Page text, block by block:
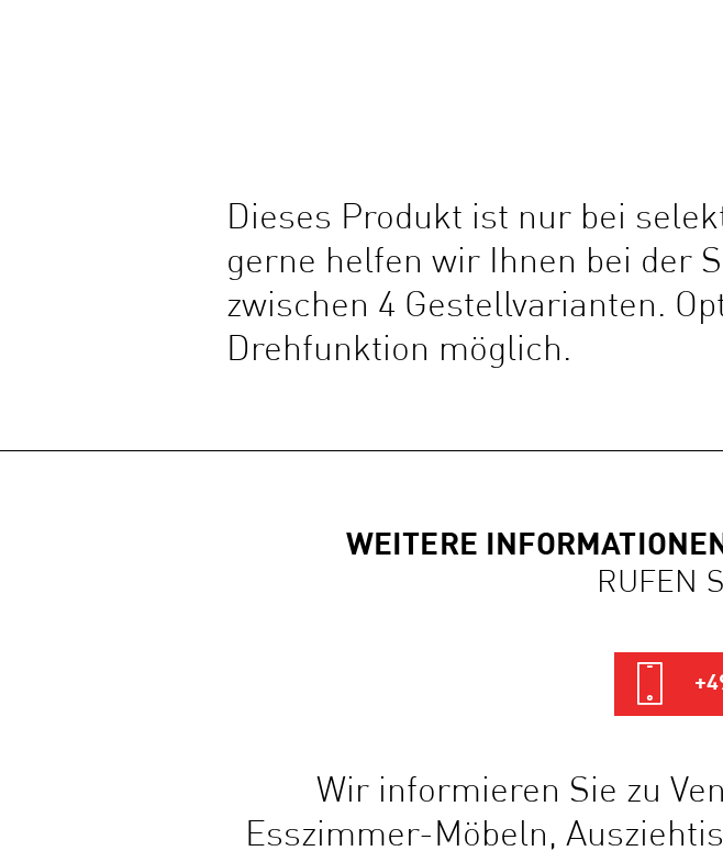
Dieses Produkt ist nur bei
gerne helfen wir Ihnen bei der
zwischen 4 Gestellvarianten.
Drehfunktion möglich.
WEITERE
RUFEN
Wir informieren Sie zu
Esszimmer-Möbeln,